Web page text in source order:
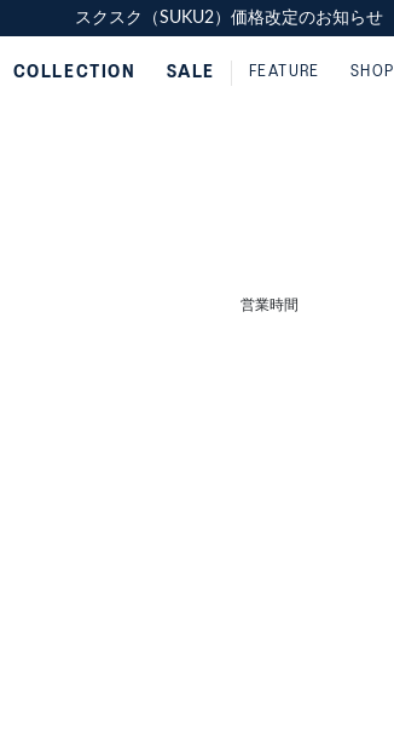
スクスク（SUKU2）価格改定のお知らせ
配送に関するお知らせ
スクスク（SUKU2）価格改定のお知らせ
配送に関するお知らせ
COLLECTION SALE FEATURE SHOP
営業時間